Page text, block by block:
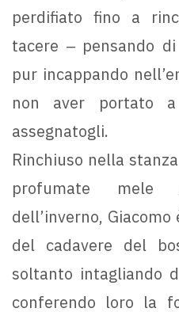
perdifiato fino a
tacere ‒ pensando
pur incappando
non aver portato
assegnatogli.
Rinchiuso nella
profumate
dell’inverno,
del cadavere del
soltanto intagliando
conferendo loro la